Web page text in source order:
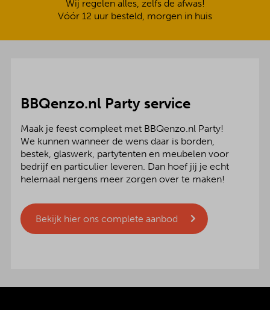
Wij regelen alles, zelfs de afwas!
Vóór 12 uur besteld, morgen in huis
BBQenzo.nl Party service
Maak je feest compleet met BBQenzo.nl Party!
We kunnen wanneer de wens daar is borden,
bestek, glaswerk, partytenten en meubelen voor
bedrijf en particulier leveren. Dan hoef jij je echt
helemaal nergens meer zorgen over te maken!
Bekijk hier ons complete aanbod